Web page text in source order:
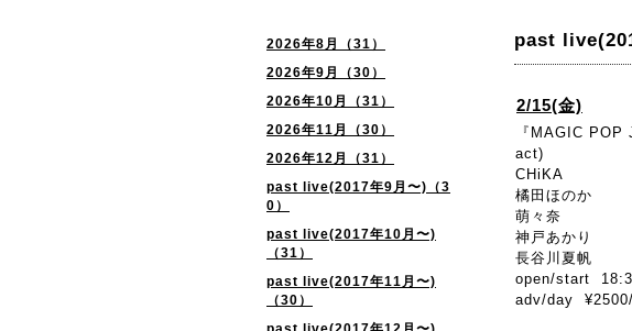
2026年8月（31）
2026年9月（30）
2026年10月（31）
2026年11月（30）
2026年12月（31）
past live(2017年9月〜)（3
0）
past live(2017年10月〜)
（31）
past live(2017年11月〜)
（30）
past
2/15(金)
『MAGIC POP
act)
CHiKA
橘田ほのか
萌々奈
神戸あかり
長谷川夏帆
open/start
adv/day